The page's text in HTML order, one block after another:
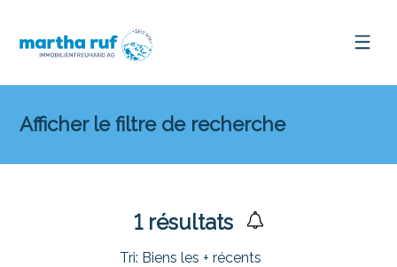
Afficher le filtre de recherche
1résultats
Tri: Biens les + récents